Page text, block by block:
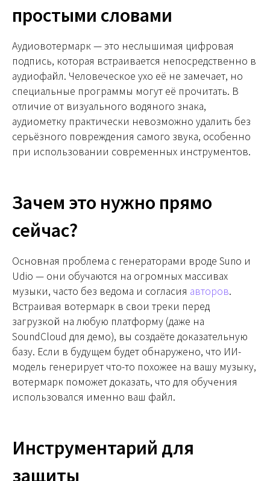
простыми словами
Аудиовотермарк — это неслышимая цифровая
подпись, которая встраивается непосредственно в
аудиофайл. Человеческое ухо её не замечает, но
специальные программы могут её прочитать. В
отличие от визуального водяного знака,
аудиометку практически невозможно удалить без
серьёзного повреждения самого звука, особенно
при использовании современных инструментов.
Зачем это нужно прямо
сейчас?
Основная проблема с генераторами вроде Suno и
Udio — они обучаются на огромных массивах
музыки, часто без ведома и согласия авторов.
Встраивая вотермарк в свои треки перед
загрузкой на любую платформу (даже на
SoundCloud для демо), вы создаёте доказательную
базу. Если в будущем будет обнаружено, что ИИ-
модель генерирует что-то похожее на вашу музыку,
вотермарк поможет доказать, что для обучения
использовался именно ваш файл.
Инструментарий для
защиты